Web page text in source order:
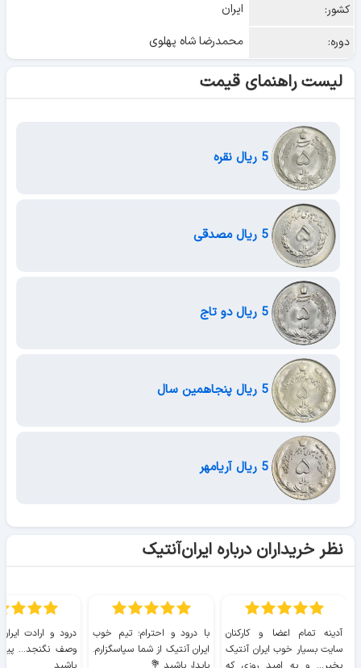
کشور:
ایران
دوره:
محمدرضا شاه پهلوی
لیست راهنمای قیمت
5 ریال نقره
5 ریال مصدقی
5 ریال دو تاج
5 ریال پنجاهمین سال
5 ریال آریامهر
نظر خریداران درباره ایران‌آنتیک
آدینه تمام اعضا و کارکنان
سایت بسیار خوب ايران آنتیک
با درود و احترام؛ تیم خوب
ایران آنتیک از شما سپاسگزارم.
درود و ارادت
وصف نگنجد...